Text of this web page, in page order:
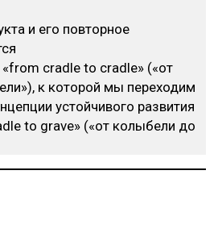
и его повторное
cradle to cradle» («от
к которой мы переходим
устойчивого развития
to grave» («от колыбели до